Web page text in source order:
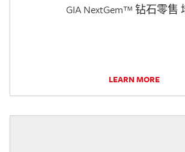
GIA NextGem™ 钻石零售
LEARN MORE